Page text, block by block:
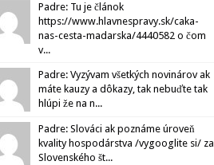
Padre: Tu je článok
https://www.hlavnespravy.sk/caka-
nas-cesta-madarska/4440582 o čom
v...
Padre: Vyzývam všetkých novinárov ak
máte kauzy a dôkazy, tak nebuďte tak
hlúpi že na n...
Padre: Slováci ak poznáme úroveň
kvality hospodárstva /vygooglite si/ za
Slovenského št...